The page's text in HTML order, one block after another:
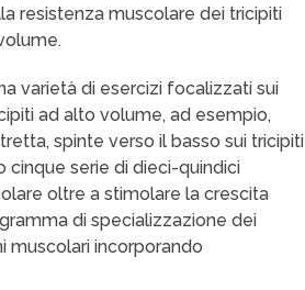
resistenza muscolare dei tricipiti
varietà di esercizi focalizzati sui
ad alto volume, ad esempio,
spinte verso il basso sui tricipiti
cinque serie di dieci-quindici
oltre a stimolare la crescita
di specializzazione dei
muscolari incorporando